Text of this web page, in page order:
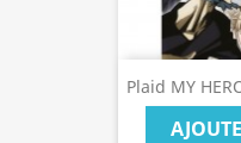
Plaid MY